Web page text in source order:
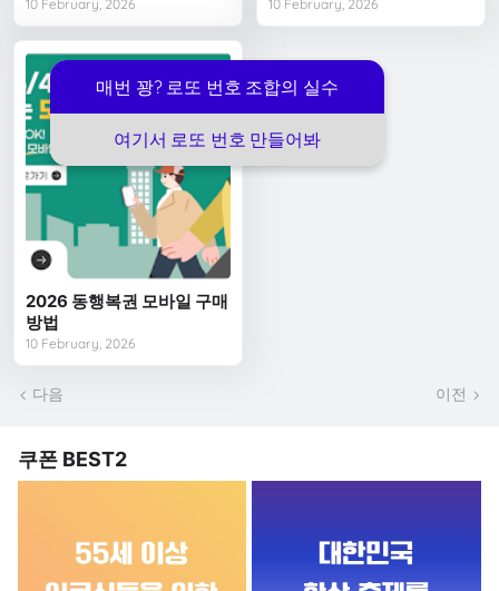
매번 꽝? 로또 번호 조합의 실수
여기서 로또 번호 만들어봐
10 February, 2026 10 February, 2026
2026 동행복권 모바일 구매
방법
10 February, 2026
다음 이전
쿠폰 BEST2